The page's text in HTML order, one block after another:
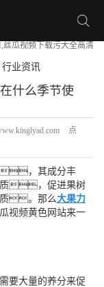
丝瓜视频下载污大全高清
行业资讯
什么季节使
点
，其成分丰
质，促进果树
质。那么大果力
视频黄色网站来一
要大量的养分来促